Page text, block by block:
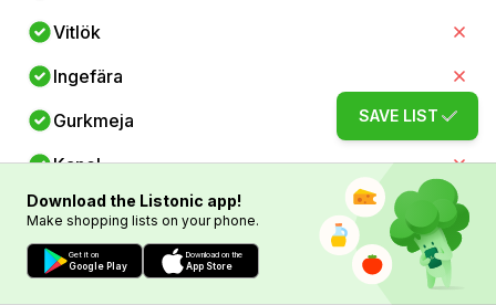
Vitlök
Ingefära
Gurkmeja
Kanel
Blåbär
Äpplen
SAVE LIST
Download the Listonic app!
Make shopping lists on your phone.
Get it on
Google Play
Download on the
App Store